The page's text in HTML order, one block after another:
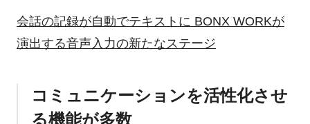
会話の記録が自動でテキストに BONX WORKが
演出する音声入力の新たなステージ
コミュニケーションを活性化させ
る機能が多数